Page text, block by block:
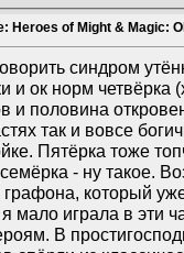
Heroes of Might & Magic:
синдром
и ок норм четвёрка
и половина
так и вовсе
Пятёрка тоже
- ну такое.
который
мало играла в эти
В